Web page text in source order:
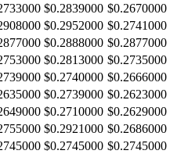
$0.2839000 $0.2670000
$0.2952000 $0.2741000
$0.2888000 $0.2877000
$0.2813000 $0.2735000
$0.2740000 $0.2666000
$0.2739000 $0.2623000
$0.2710000 $0.2629000
$0.2921000 $0.2686000
$0.2745000 $0.2745000